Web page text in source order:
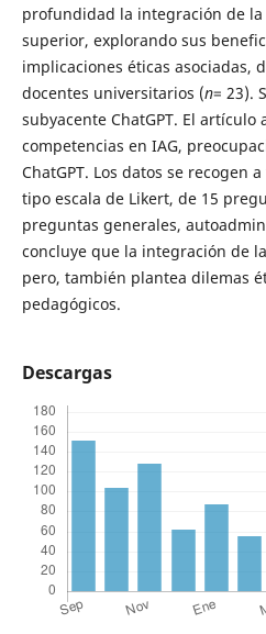
profundidad la integración de la
superior, explorando sus
implicaciones éticas asociadas,
docentes universitarios (n= 23).
subyacente ChatGPT. El
competencias en IAG,
ChatGPT. Los datos se recogen
tipo escala de Likert, de 15
preguntas generales,
concluye que la integración de
pero, también plantea dilemas
pedagógicos.
Descargas